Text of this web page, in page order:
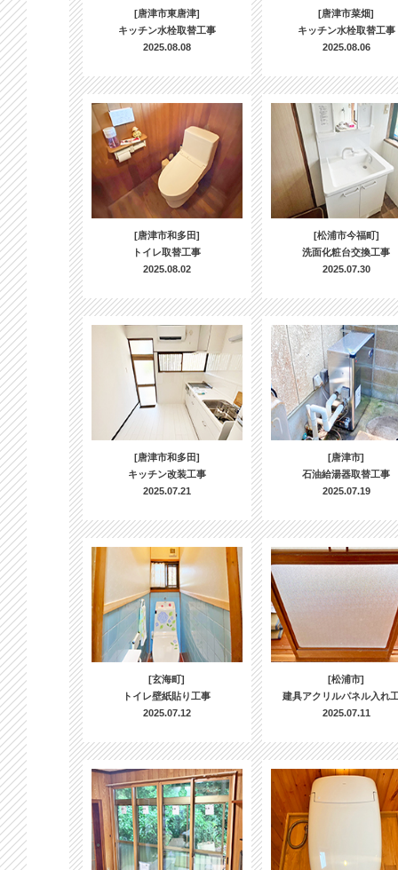
[唐津市東唐津]
キッチン水栓取替工事
2025.08.08
[唐津市菜畑]
キッチン水栓取替工事
2025.08.06
[唐津市和多田]
トイレ取替工事
2025.08.02
[松浦市今福町]
洗面化粧台交換工事
2025.07.30
[唐津市和多田]
キッチン改装工事
2025.07.21
[唐津市]
石油給湯器取替工事
2025.07.19
[玄海町]
トイレ壁紙貼り工事
2025.07.12
[松浦市]
建具アクリルパネル入れ
2025.07.11